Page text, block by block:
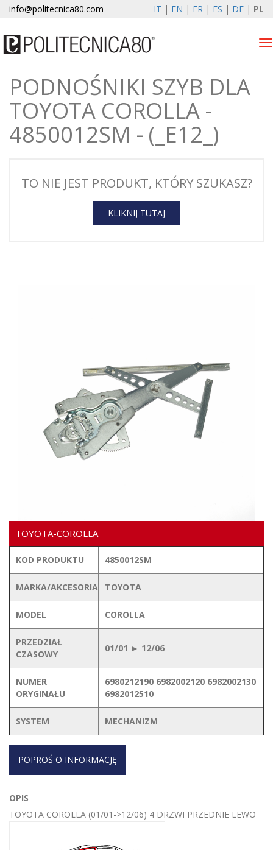
info@politecnica80.com IT | EN | FR | ES | DE | PL
venerdì 7 agosto 2026
Elektryczne szyby
Rejestracja gwarancji
Aktualności i wydarzenia
Kontakt
PODNOŚNIKI SZYB DLA
TOYOTA COROLLA -
4850012SM - (_E12_)
TO NIE JEST PRODUKT, KTÓRY SZUKASZ?
KLIKNIJ TUTAJ
TOYOTA-COROLLA
KOD PRODUKTU 4850012SM
MARKA/AKCESORIA TOYOTA
MODEL COROLLA
PRZEDZIAŁ
CZASOWY
01/01 ► 12/06
NUMER
ORYGINAŁU
6980212190 6982002120 6982002130
6982012510
SYSTEM MECHANIZM
POPROŚ O INFORMACJĘ
OPIS
TOYOTA COROLLA (01/01->12/06) 4 DRZWI PRZEDNIE LEWO